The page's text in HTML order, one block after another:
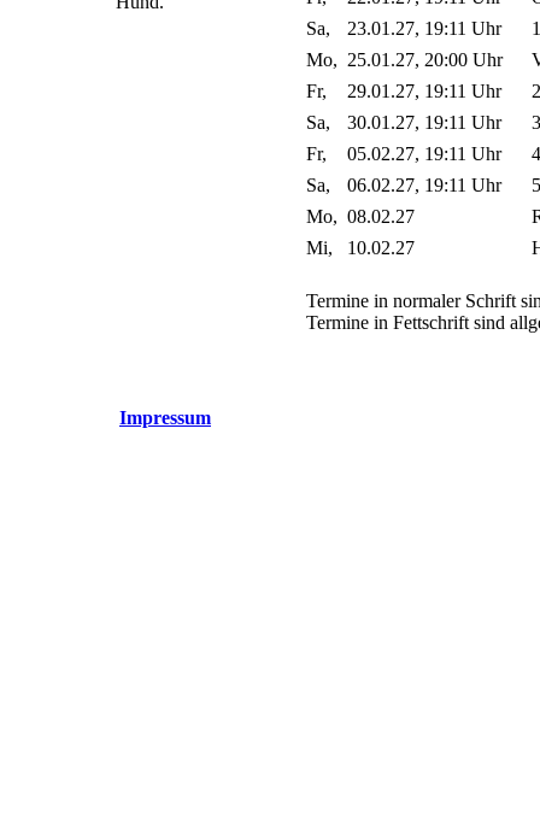
Sa,
23.01.27, 19:11 Uhr
Mo, 25.01.27, 20:00 Uhr
Fr,
29.01.27, 19:11 Uhr
Sa,
30.01.27, 19:11 Uhr
Fr,
05.02.27, 19:11 Uhr
Sa,
06.02.27, 19:11 Uhr
Mo, 08.02.27
Mi,
10.02.27
Termine in normaler Schrift
Termine in Fettschrift sind
Impressum